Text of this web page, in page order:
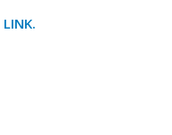
LINK.